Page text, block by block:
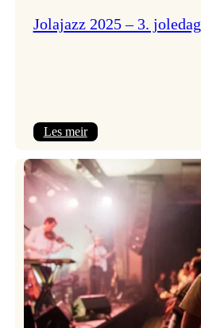
Jolajazz 2025 – 3. joledag
Les meir:
2025
–
joledag